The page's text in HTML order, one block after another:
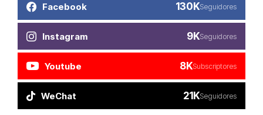
Facebook 130KSeguidores
Instagram 9KSeguidores
Youtube 8KSubscriptores
WeChat 21KSeguidores